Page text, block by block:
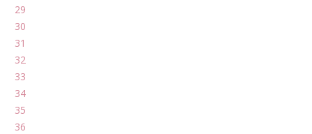
29
30
31
32
33
34
35
36